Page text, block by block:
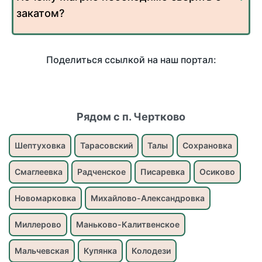
закатом?
Поделиться ссылкой на наш портал:
Рядом с п. Чертково
Шептуховка Тарасовский Талы Сохрановка
Смаглеевка Радченское Писаревка Осиково
Новомарковка Михайлово-Александровка
Миллерово Маньково-Калитвенское
Мальчевская Купянка Колодези